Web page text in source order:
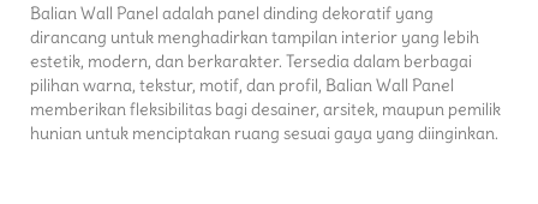
Balian Wall Panel adalah panel dinding dekoratif yang
dirancang untuk menghadirkan tampilan interior yang lebih
estetik, modern, dan berkarakter. Tersedia dalam berbagai
pilihan warna, tekstur, motif, dan profil, Balian Wall Panel
memberikan fleksibilitas bagi desainer, arsitek, maupun pemilik
hunian untuk menciptakan ruang sesuai gaya yang diinginkan.